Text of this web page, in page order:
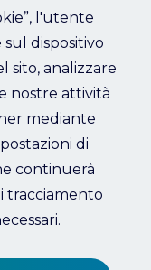
l'utente
dispositivo
sito, analizzare
nostre attività
mediante
di
continuerà
tracciamento